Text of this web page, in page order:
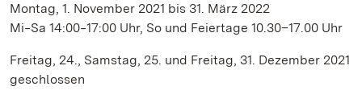
Montag, 1. November 2021 bis 31. März 2022
Mi‒Sa 14:00‒17:00 Uhr, So und Feiertage 10.30–17.00 Uhr
Freitag, 24., Samstag, 25. und Freitag, 31. Dezember 2021
geschlossen